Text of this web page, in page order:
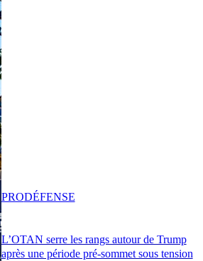
L’OTAN serre les rangs autour de Trump
après une période pré-sommet sous tension
PRODÉFENSE